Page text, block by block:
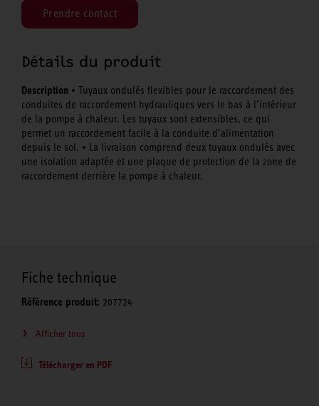
Prendre contact
Détails du produit
Description • Tuyaux ondulés flexibles pour le raccordement des
conduites de raccordement hydrauliques vers le bas à l’intérieur
de la pompe à chaleur. Les tuyaux sont extensibles, ce qui
permet un raccordement facile à la conduite d’alimentation
depuis le sol. • La livraison comprend deux tuyaux ondulés avec
une isolation adaptée et une plaque de protection de la zone de
raccordement derrière la pompe à chaleur.
Fiche technique
Référence produit: 207724
Afficher tous
Télécharger en PDF